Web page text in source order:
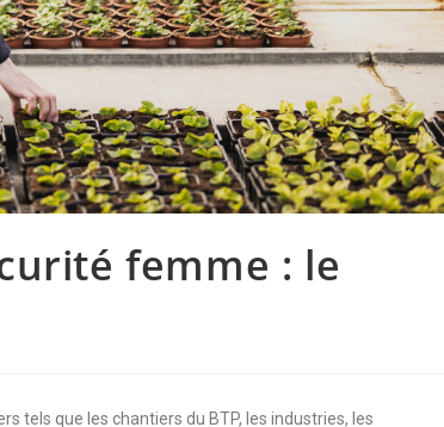
femme : le
tels que les chantiers du BTP, les industries, les